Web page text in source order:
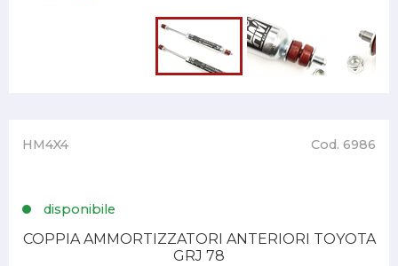
HM4X4 Cod. 6986
disponibile
COPPIA AMMORTIZZATORI ANTERIORI TOYOTA
GRJ 78